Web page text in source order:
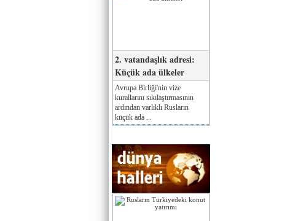
2. vatandaşlık adresi:
Küçük ada ülkeler
Avrupa Birliği'nin vize
kurallarını sıkılaştırmasının
ardından varlıklı Rusların
küçük ada ...